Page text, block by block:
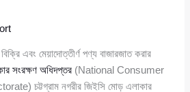
এবং মেয়াদোত্তীর্ণ পণ্য বাজারজাত করার
সংরক্ষণ অধিদপ্তর (National Consumer
চট্টগ্রাম নগরীর জিইসি মোড় এলাকার